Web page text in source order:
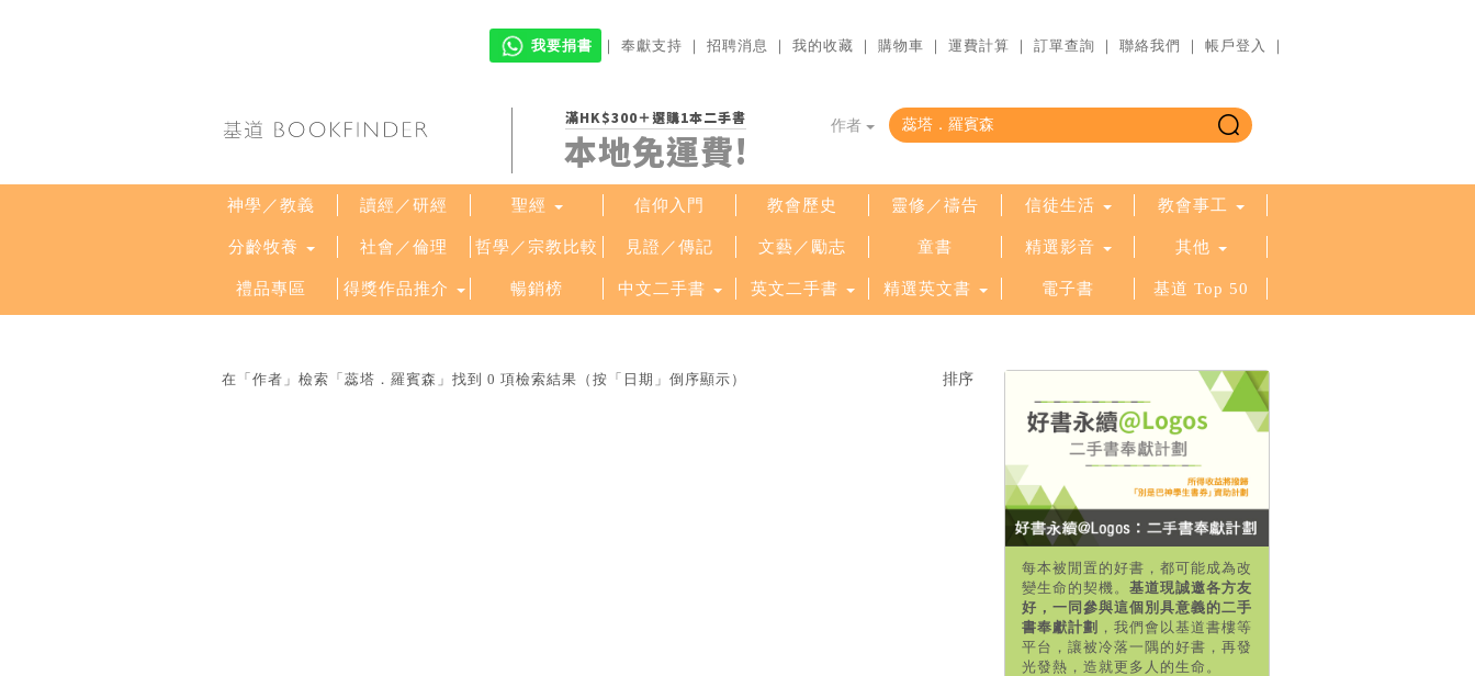
我要捐書 ｜ 奉獻支持 ｜ 招聘消息 ｜ 我的收藏 ｜ 購物車 ｜ 運費計算 ｜ 訂單查詢 ｜ 聯絡我們 ｜ 帳戶登入 ｜
滿HK$300＋選購1本二手書
本地免運費!
作者
神學／教義 讀經／研經 聖經 信仰入門 教會歷史 靈修／禱告 信徒生活 教會事工
分齡牧養 社會／倫理 哲學／宗教比較 見證／傳記 文藝／勵志 童書 精選影音 其他
禮品專區 得獎作品推介 暢銷榜 中文二手書 英文二手書 精選英文書 電子書 基道 Top 50
在「作者」檢索「蕊塔．羅賓森」找到 0 項檢索結果（按「日期」倒序顯示）
每本被閒置的好書，都可能成為改
變生命的契機。 基道現誠邀各方友
好，一同參與這個別具意義的二手
書奉獻計劃 ，我們會以基道書樓等
平台，讓被冷落一隅的好書，再發
光發熱，造就更多人的生命。